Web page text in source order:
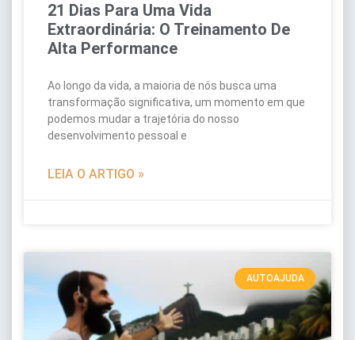
21 Dias Para Uma Vida
Extraordinária: O Treinamento De
Alta Performance
Ao longo da vida, a maioria de nós busca uma
transformação significativa, um momento em que
podemos mudar a trajetória do nosso
desenvolvimento pessoal e
LEIA O ARTIGO »
AUTOAJUDA